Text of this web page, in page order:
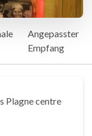
Angepasster
Empfang
Plagne centre